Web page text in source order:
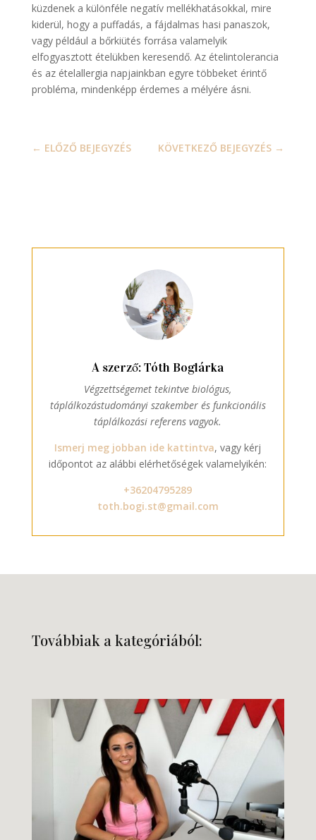
küzdenek a különféle negatív mellékhatásokkal, mire
kiderül, hogy a puffadás, a fájdalmas hasi panaszok,
vagy például a bőrkiütés forrása valamelyik
elfogyasztott ételükben keresendő. Az ételintolerancia
és az ételallergia napjainkban egyre többeket érintő
probléma, mindenképp érdemes a mélyére ásni.
← ELŐZŐ BEJEGYZÉS KÖVETKEZŐ BEJEGYZÉS →
A szerző: Tóth Boglárka
Végzettségemet tekintve biológus,
táplálkozástudományi szakember és funkcionális
táplálkozási referens vagyok.
Ismerj meg jobban ide kattintva, vagy kérj
időpontot az alábbi elérhetőségek valamelyikén:
+36204795289
toth.bogi.st@gmail.com
Továbbiak a kategóriából: